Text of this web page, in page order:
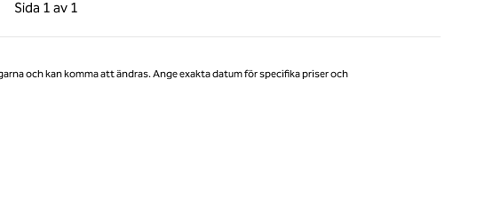
Sida 1 av 1
Sida 1 av 1
och kan komma att ändras. Ange exakta datum för specifika priser och